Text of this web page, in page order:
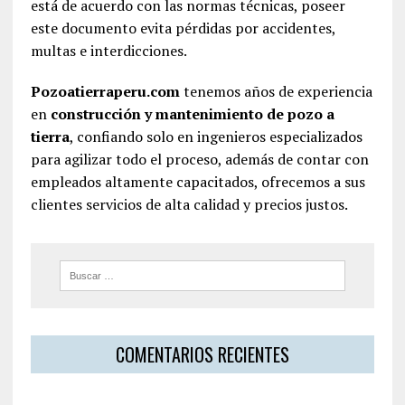
está de acuerdo con las normas técnicas, poseer
este documento evita pérdidas por accidentes,
multas e interdicciones.
Pozoatierraperu.comtenemos años de experiencia
en construcción y mantenimiento de pozo a
tierra, confiando solo en ingenieros especializados
para agilizar todo el proceso, además de contar con
empleados altamente capacitados, ofrecemos a sus
clientes servicios de alta calidad y precios justos.
COMENTARIOS RECIENTES